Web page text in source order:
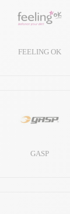
FEELING OK
GASP